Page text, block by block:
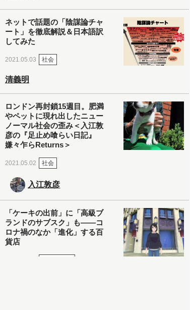
ネットで話題の「陰謀論チャ
ート」を徹底解説＆日本語訳
してみた
2021.05.03 社会
清義明
ロンドン再封鎖15週目。肥満
やペットに現れ出したニュー
ノーマル社会の歪み＜入江敦
彦の『足止め喰らい日記』
嫌々乍らReturns＞
2021.05.02 社会
入江敦彦
「ケーキの出前」に「高級ブ
ランドのサブスク」も――コ
ロナ禍のなか「進化」する百
貨店